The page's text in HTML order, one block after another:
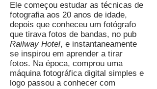
Ele começou estudar as técnicas de
fotografia aos 20 anos de idade,
depois que conheceu um fotógrafo
que tirava fotos de bandas, no pub
Railway Hotel, e instantaneamente
se inspirou em aprender a tirar
fotos. Na época, comprou uma
máquina fotográfica digital simples e
logo passou a conhecer com